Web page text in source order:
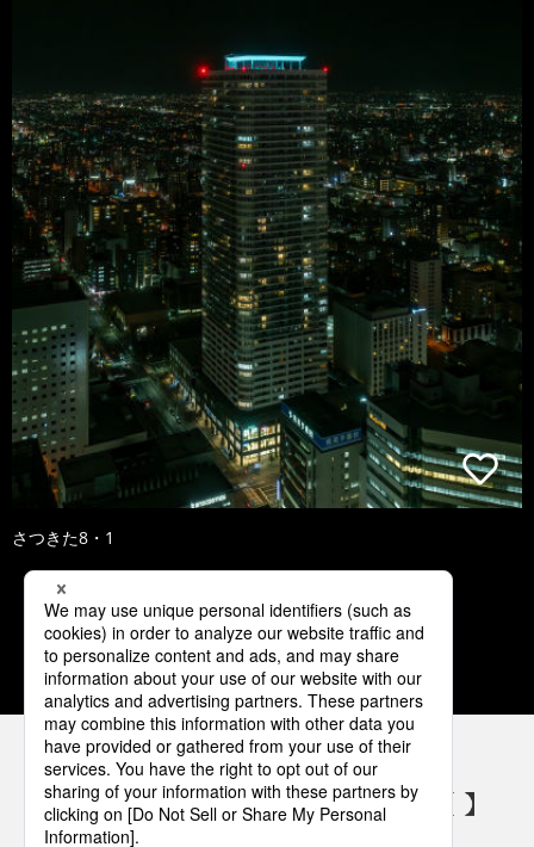
さつきた8・1
1 2 3 4 5
パナソニックの電気設備 SNSアカウント